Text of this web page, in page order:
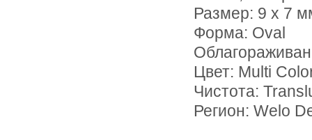
Размер: 9 х 7
Форма: Oval
Цвет: Multi
Чистота:
Регион: Welo